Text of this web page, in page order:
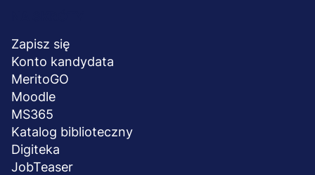
stopka
Zapisz się
Konto kandydata
MeritoGO
Moodle
MS365
Katalog biblioteczny
Digiteka
JobTeaser